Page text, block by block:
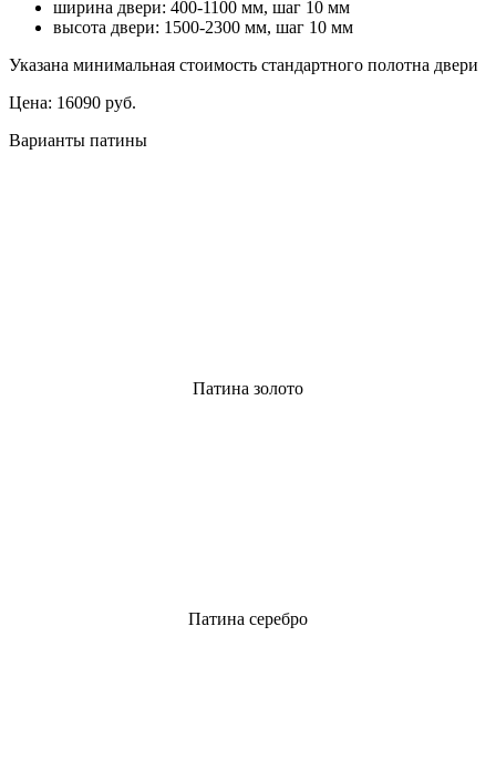
ширина двери: 400-1100 мм, шаг 10 мм
высота двери: 1500-2300 мм, шаг 10 мм
Указана минимальная стоимость стандартного полотна двери
Цена: 16090 руб.
Варианты патины
Патина золото
Патина серебро